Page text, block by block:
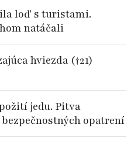
loď s turistami.
natáčali
hviezda (†21)
jedu. Pitva
opatrení